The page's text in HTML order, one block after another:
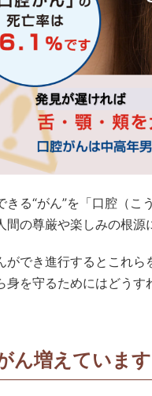
きる“がん”を「口腔（
間の尊厳や楽しみの根源
ができ進行するとこれ
身を守るためにはどう
ん増えています